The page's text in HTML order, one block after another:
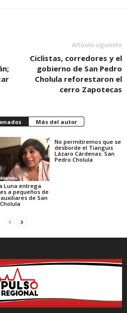
Artículo siguiente
Ciclistas, corredores y el
gobierno de San Pedro
Cholula reforestaron el
cerro Zapotecas
Más del autor
Luna entrega
a pequeños de
de San
No permitiremos que se
desborde el Tianguis
Lázaro Cárdenas: San
Pedro Cholula